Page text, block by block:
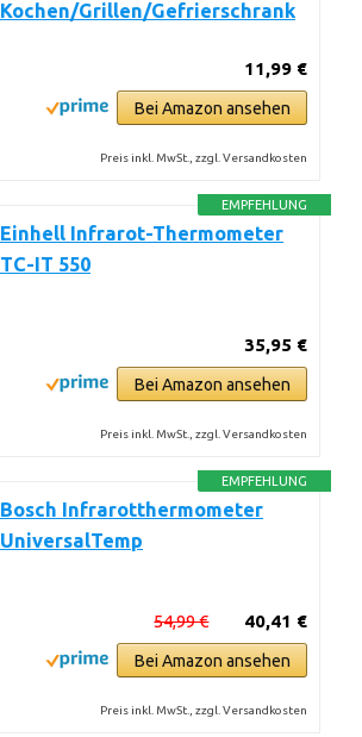
Kochen/Grillen/Gefrierschrank
11,99 €
Bei Amazon ansehen
Preis inkl. MwSt., zzgl. Versandkosten
EMPFEHLUNG
Einhell Infrarot-Thermometer
TC-IT 550
35,95 €
Bei Amazon ansehen
Preis inkl. MwSt., zzgl. Versandkosten
EMPFEHLUNG
Bosch Infrarotthermometer
UniversalTemp
40,41 €
54,99 €
Bei Amazon ansehen
Preis inkl. MwSt., zzgl. Versandkosten